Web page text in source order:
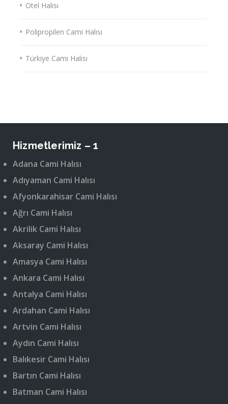
Otel Halısı
Polipropilen Cami Halısı
Türkiye Cami Halısı
Hizmetlerimiz – 1
Adana Cami Halısı
Adıyaman Cami Halısı
Afyonkarahisar Cami Halısı
Ağrı Cami Halısı
Akrilik Cami Halısı
Aksaray Cami Halısı
Amasya Cami Halısı
Ankara Cami Halısı
Antalya Cami Halısı
Ardahan Cami Halısı
Artvin Cami Halısı
Aydın Cami Halısı
Balıkesir Cami Halısı
Bartın Cami Halısı
Batman Cami Halısı